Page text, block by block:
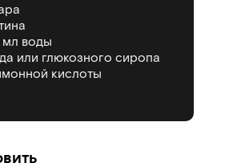
мл воды
или глюкозного сиропа
кислоты